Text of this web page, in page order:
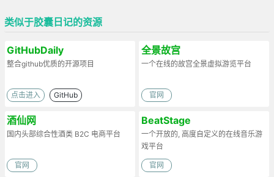
类似于胶囊日记的资源
GitHubDaily
整合github优质的开源项目
点击进入 GitHub
全景故宫
一个在线的故宫全景虚拟游览平台
官网
酒仙网
国内头部综合性酒类 B2C 电商平台
官网
BeatStage
一个开放的, 高度自定义的在线音乐游
戏平台
官网